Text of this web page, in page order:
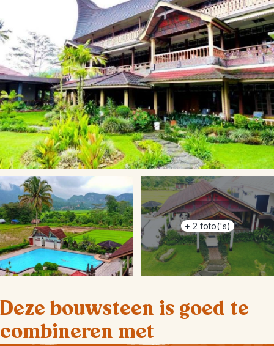
+ 2 foto('s)
Deze bouwsteen is goed te
combineren met